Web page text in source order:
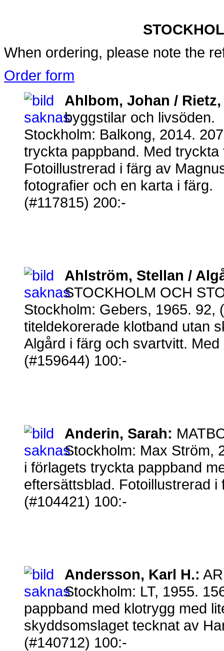
When ordering, please note the
Order form
Ahlbom, Johan /
byggstilar och livsöden.
Stockholm: Balkong, 2014.
tryckta pappband. Med
Fotoillustrerad i färg av
fotografier och en karta i färg.
(#117815) 200:-
Ahlström, Stellan /
STOCKHOLM OCH
Stockholm: Gebers, 1965. 92,
titeldekorerade klotband utan
Algård i färg och svartvitt.
(#159644) 100:-
Anderin, Sarah:
Stockholm: Max Ström,
i förlagets tryckta pappband
eftersättsblad. Fotoillustrerad i
(#104421) 100:-
Andersson, Karl H.:
Stockholm: LT, 1955.
pappband med klotrygg med
skyddsomslaget tecknat av
(#140712) 100:-